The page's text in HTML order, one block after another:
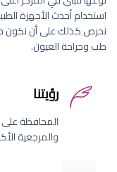
استخدام أحدث الأجهزة
نحرص كذلك على أن نكون
طب وجراحة العيون.
رؤيتنا
المحافظة على
والمرجعية